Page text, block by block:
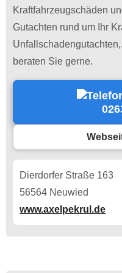
Kraftfahrzeugschäden
Gutachten rund um Ihr
beraten Sie gerne.
Dierdorfer Straße 163
56564 Neuwied
www.axelpekrul.de